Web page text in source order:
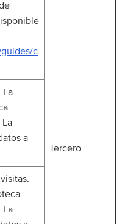
c
Tercero
La
La
a
La